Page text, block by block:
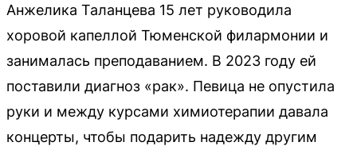
Анжелика Таланцева 15 лет руководила
хоровой капеллой Тюменской филармонии и
занималась преподаванием. В 2023 году ей
поставили диагноз «рак». Певица не опустила
руки и между курсами химиотерапии давала
концерты, чтобы подарить надежду другим